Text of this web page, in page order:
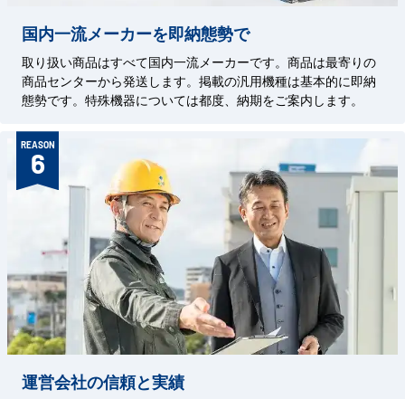
国内一流メーカーを即納態勢で
取り扱い商品はすべて国内一流メーカーです。商品は最寄りの
商品センターから発送します。掲載の汎用機種は基本的に即納
態勢です。特殊機器については都度、納期をご案内します。
REASON
6
運営会社の信頼と実績